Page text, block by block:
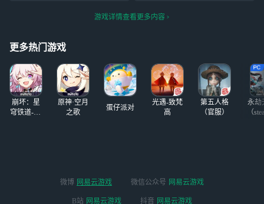
烦恼，免下载不占
内存，支持安卓/i
OS/PC/TV全终端
接入，轻松实现4
K分辨率与120帧
舒适，配音更是贴合角色性
堂忧郁听书 ，纳西妲蜷在净
游戏详情查看更多内容
更多热门游戏
崩坏：星
穹铁道-4.4
原神·空月
之歌
蛋仔派对
光遇-致梵
高
第五人格
（官服）
永劫
（
微博 网易云游戏 微信公众号 网易云游戏
B站 网易云游戏 抖音 网易云游戏